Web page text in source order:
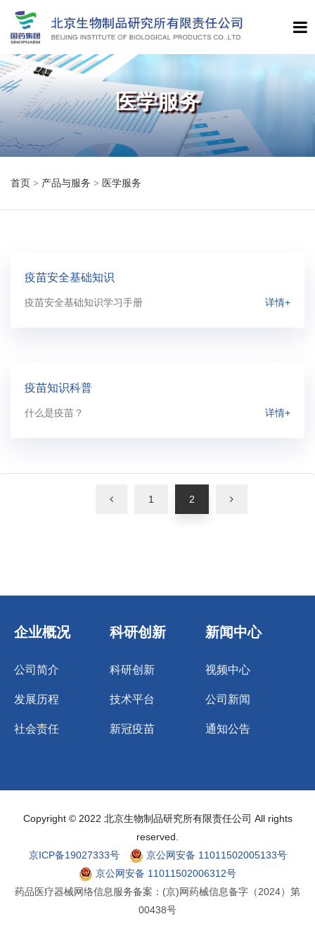
医学服务
首页 > 产品与服务 > 医学服务
疫苗安全基础知识
疫苗安全基础知识学习手册 详情+
疫苗知识科普
什么是疫苗？ 详情+
1 2
企业概况
公司简介
发展历程
社会责任
科研创新
科研创新
技术平台
新冠疫苗
新闻中心
视频中心
公司新闻
通知公告
Copyright © 2022 北京生物制品研究所有限责任公司 All rights
reserved.
京ICP备19027333号
京公网安备 11011502005133号
京公网安备 11011502006312号
药品医疗器械网络信息服务备案：(京)网药械信息备字（2024）第
00438号